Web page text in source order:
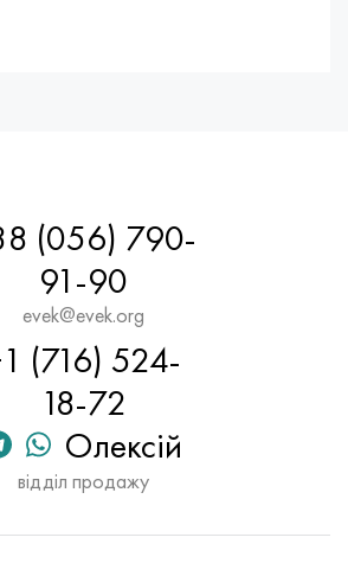
(056) 790-
91-90
evek@evek.org
(716) 524-
18-72
Олексій
відділ продажу